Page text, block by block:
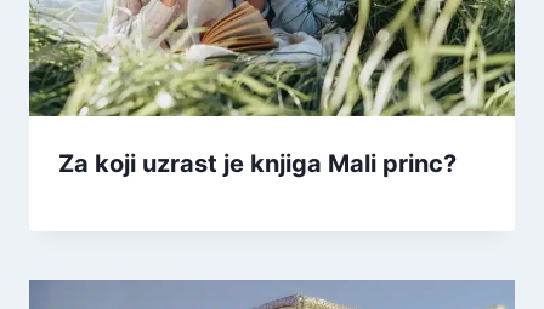
Za koji uzrast je knjiga Mali princ?